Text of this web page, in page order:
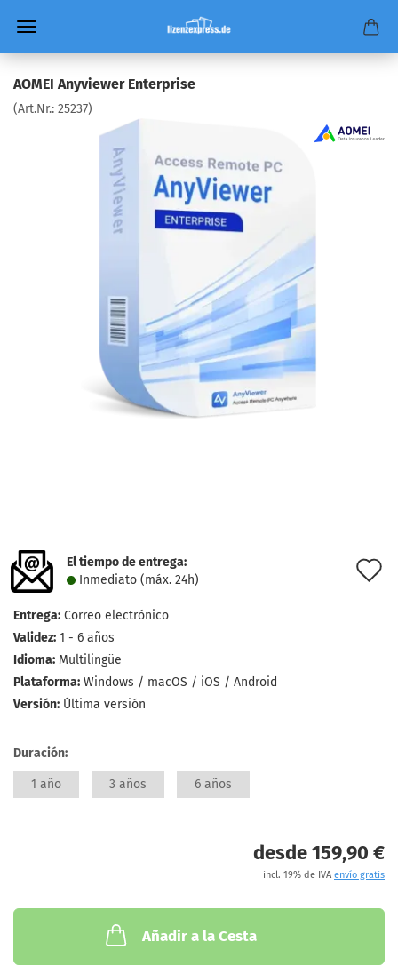
AOMEI Anyviewer Enterprise
(Art.Nr.: 25237)
El tiempo de entrega:
Inmediato (máx. 24h)
Entrega: Correo electrónico
Validez: 1 - 6 años
Idioma: Multilingüe
Plataforma: Windows / macOS / iOS / Android
Versión: Última versión
Duración:
1 año 3 años 6 años
desde 159,90 €
incl. 19% de IVA envío gratis
Añadir a la Cesta